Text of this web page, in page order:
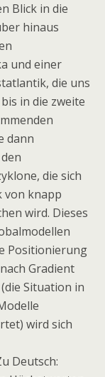
Blick in die
hinaus
und einer
die uns
in die zweite
dann
die sich
von knapp
wird. Dieses
Positionierung
Gradient
Situation in
wird sich
Deutsch: